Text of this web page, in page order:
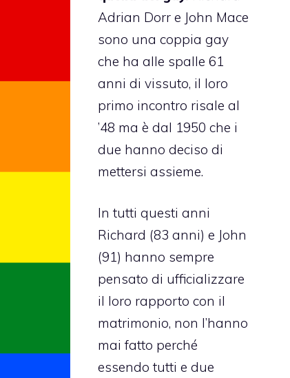
Adrian Dorr e John Mace
sono una coppia gay
che ha alle spalle 61
anni di vissuto, il loro
primo incontro risale al
’48 ma è dal 1950 che i
due hanno deciso di
mettersi assieme.
In tutti questi anni
Richard (83 anni) e John
(91) hanno sempre
pensato di ufficializzare
il loro rapporto con il
matrimonio, non l’hanno
mai fatto perché
essendo tutti e due